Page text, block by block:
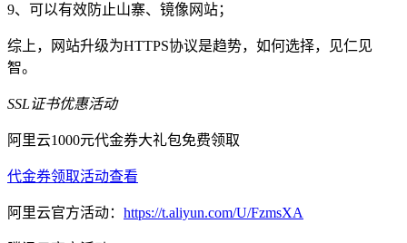
9、可以有效防止山寨、镜像网站；
综上，网站升级为HTTPS协议是趋势，如何选择，见仁见
智。
SSL证书优惠活动
阿里云1000元代金券大礼包免费领取
代金券领取活动查看
阿里云官方活动： https://t.aliyun.com/U/FzmsXA